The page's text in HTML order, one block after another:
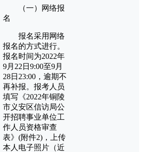
（一）网络报
名
报名采用网络
报名的方式进行。
报名时间为2022年
9月22日9:00至9月
28日23:00，逾期不
再补报。报考人员
填写《2022年铜陵
市义安区信访局公
开招聘事业单位工
作人员资格审查
表》(附件2)，上传
本人电子照片（近